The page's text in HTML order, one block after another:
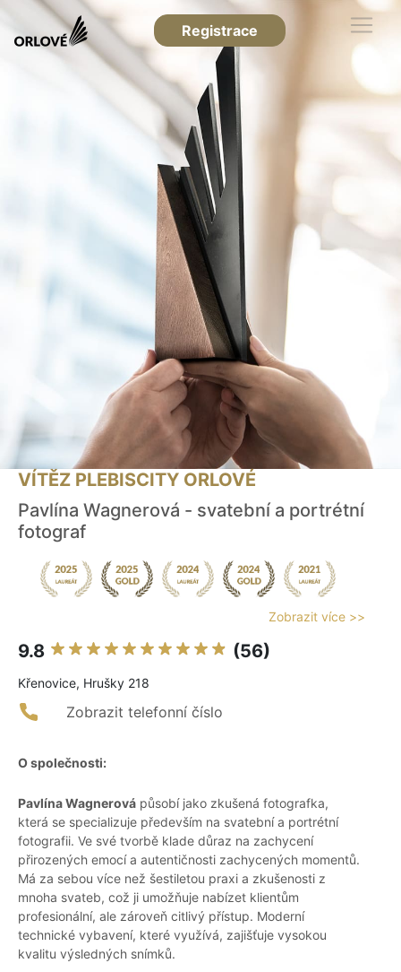
Registrace
VÍTĚZ PLEBISCITY ORLOVÉ
Pavlína Wagnerová - svatební a portrétní
fotograf
Zobrazit více >>
9.8 (56)
Křenovice, Hrušky 218
Zobrazit telefonní číslo
O společnosti:
Pavlína Wagnerová působí jako zkušená fotografka,
která se specializuje především na svatební a portrétní
fotografii. Ve své tvorbě klade důraz na zachycení
přirozených emocí a autentičnosti zachycených momentů.
Má za sebou více než šestiletou praxi a zkušenosti z
mnoha svateb, což ji umožňuje nabízet klientům
profesionální, ale zároveň citlivý přístup. Moderní
technické vybavení, které využívá, zajišťuje vysokou
kvalitu výsledných snímků.